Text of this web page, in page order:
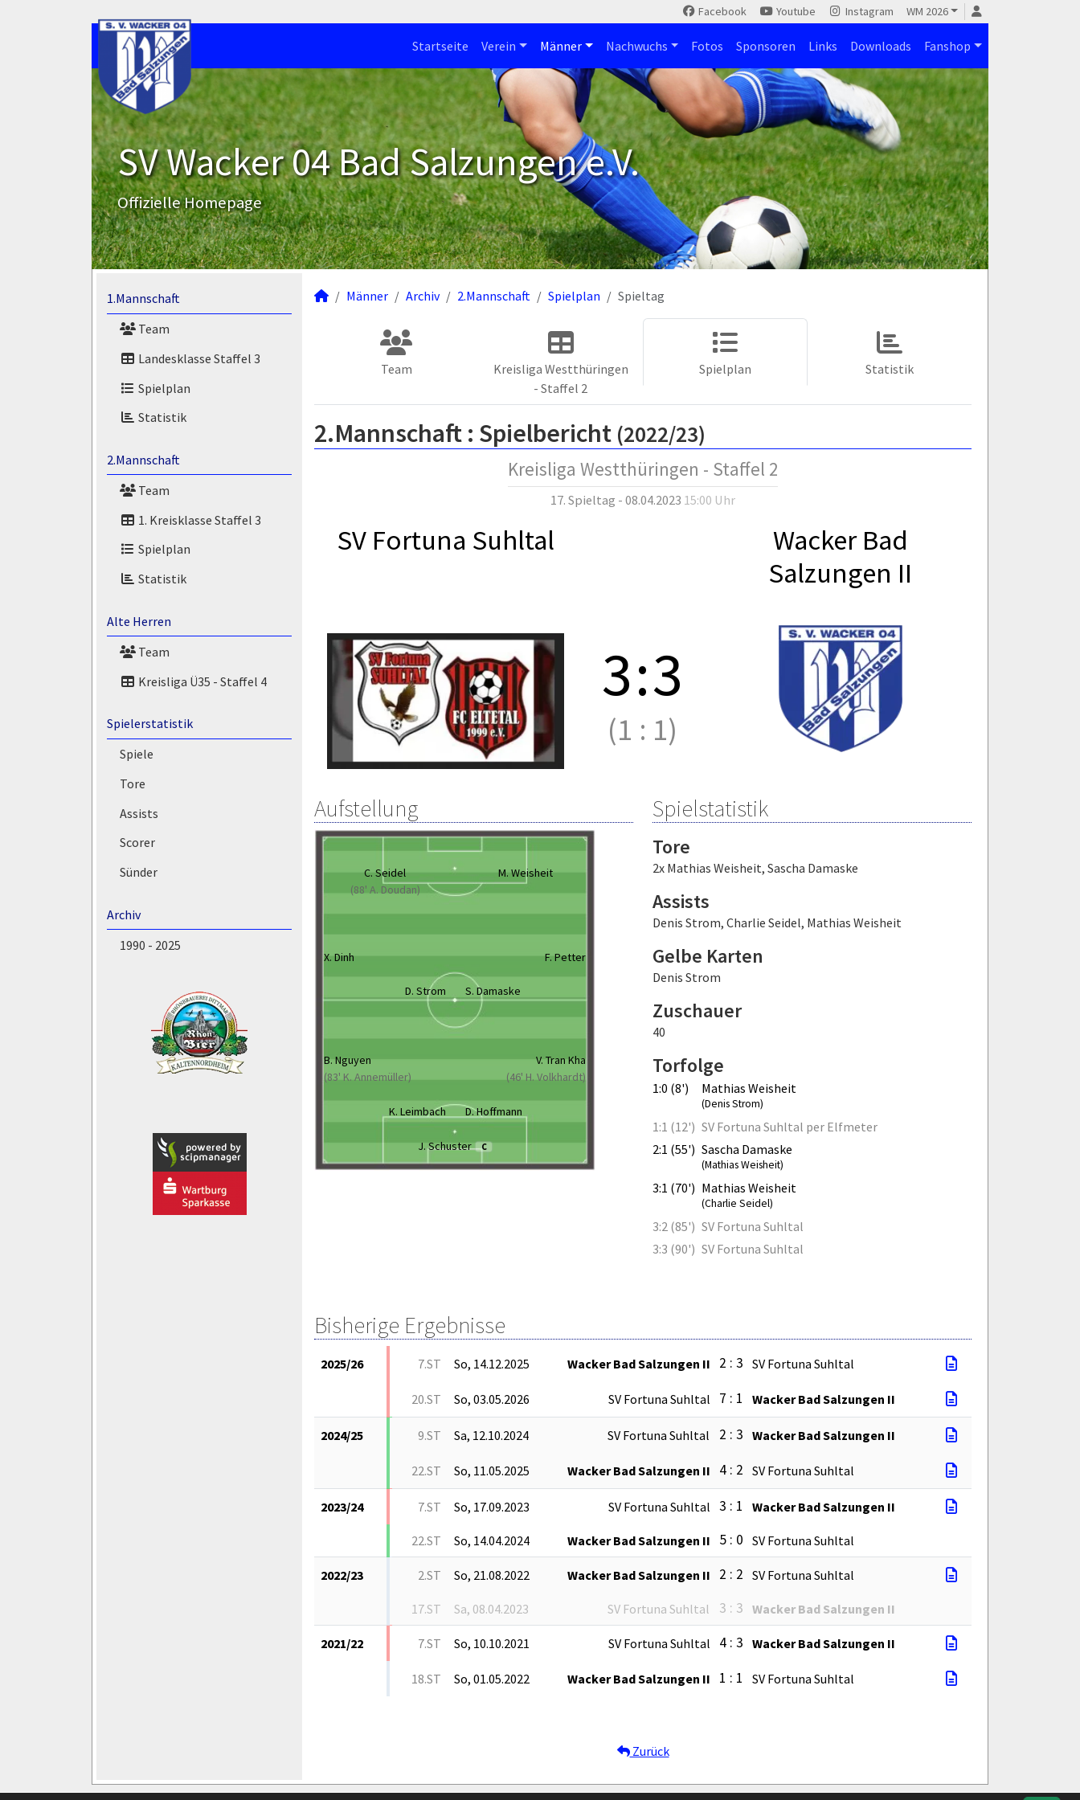
Facebook Youtube Instagram WM 2026
Startseite Verein Männer Nachwuchs Fotos Sponsoren Links Downloads Fanshop
SV Wacker 04 Bad Salzungen e.V.
Offizielle Homepage
1.Mannschaft
Team
Landesklasse Staffel 3
Spielplan
Statistik
2.Mannschaft
Team
1. Kreisklasse Staffel 3
Spielplan
Statistik
Alte Herren
Team
Kreisliga Ü35 - Staffel 4
Spielerstatistik
Spiele
Tore
Assists
Scorer
Sünder
Archiv
1990 - 2025
Männer Archiv 2.Mannschaft Spielplan Spieltag
Team
Kreisliga Westthüringen
- Staffel 2
Spielplan Statistik
2.Mannschaft : Spielbericht (2022/23)
Kreisliga Westthüringen - Staffel 2
17. Spieltag - 08.04.2023 15:00 Uhr
SV Fortuna Suhltal
Wacker Bad
Salzungen II
3:3
(1 : 1)
Aufstellung
C. Seidel
(88' A. Doudan)
M. Weisheit
X. Dinh F. Petter
D. Strom S. Damaske
B. Nguyen
(83' K. Annemüller)
V. Tran Kha
(46' H. Volkhardt)
K. Leimbach D. Hoffmann
J. Schuster C
Spielstatistik
Tore
2x Mathias Weisheit, Sascha Damaske
Assists
Denis Strom, Charlie Seidel, Mathias Weisheit
Gelbe Karten
Denis Strom
Zuschauer
40
Torfolge
1:0 (8') Mathias Weisheit
(Denis Strom)
1:1 (12') SV Fortuna Suhltal per Elfmeter
2:1 (55') Sascha Damaske
(Mathias Weisheit)
3:1 (70') Mathias Weisheit
(Charlie Seidel)
3:2 (85') SV Fortuna Suhltal
3:3 (90') SV Fortuna Suhltal
Bisherige Ergebnisse
2025/26 7.ST So, 14.12.2025 Wacker Bad Salzungen II 2 : 3 SV Fortuna Suhltal
20.ST So, 03.05.2026 SV Fortuna Suhltal 7 : 1 Wacker Bad Salzungen II
2024/25 9.ST Sa, 12.10.2024 SV Fortuna Suhltal 2 : 3 Wacker Bad Salzungen II
22.ST So, 11.05.2025 Wacker Bad Salzungen II 4 : 2 SV Fortuna Suhltal
2023/24 7.ST So, 17.09.2023 SV Fortuna Suhltal 3 : 1 Wacker Bad Salzungen II
22.ST So, 14.04.2024 Wacker Bad Salzungen II 5 : 0 SV Fortuna Suhltal
2022/23 2.ST So, 21.08.2022 Wacker Bad Salzungen II 2 : 2 SV Fortuna Suhltal
17.ST Sa, 08.04.2023 SV Fortuna Suhltal 3 : 3 Wacker Bad Salzungen II
2021/22 7.ST So, 10.10.2021 SV Fortuna Suhltal 4 : 3 Wacker Bad Salzungen II
18.ST So, 01.05.2022 Wacker Bad Salzungen II 1 : 1 SV Fortuna Suhltal
Zurück